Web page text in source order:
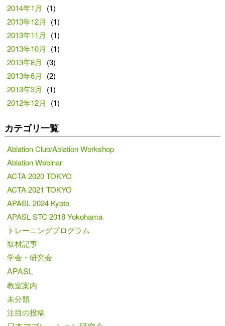
2014年1月
(1)
2013年12月
(1)
2013年11月
(1)
2013年10月
(1)
2013年8月
(3)
2013年6月
(2)
2013年3月
(1)
2012年12月
(1)
カテゴリ一覧
Ablation Club/Ablation Workshop
Ablation Webinar
ACTA 2020 TOKYO
ACTA 2021 TOKYO
APASL 2024 Kyoto
APASL STC 2018 Yokohama
トレーニングプログラム
取材記事
学会・研究会
APASL
教室案内
未分類
注目の投稿